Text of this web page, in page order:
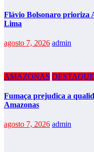
Flávio Bolsonaro prioriza
Lima
agosto 7, 2026 admin
AMAZONAS DESTAQUE
Fumaça prejudica a
Amazonas
agosto 7, 2026 admin